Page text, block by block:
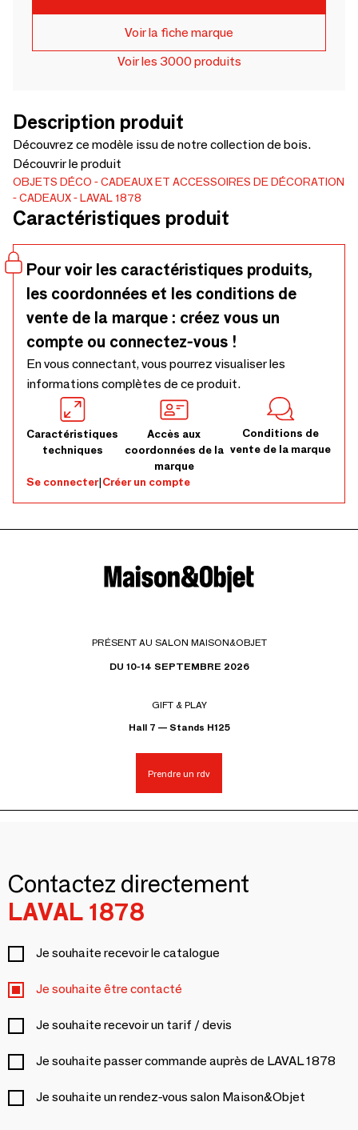
Voir la fiche marque
Voir les 3000 produits
Description produit
Découvrez ce modèle issu de notre collection de bois.
Découvrir le produit
OBJETS DÉCO
CADEAUX ET ACCESSOIRES DE DÉCORATION
CADEAUX
LAVAL 1878
Caractéristiques produit
Pour voir les caractéristiques produits,
les coordonnées et les conditions de
vente de la marque : créez vous un
compte ou connectez-vous !
En vous connectant, vous pourrez visualiser les
informations complètes de ce produit.
Caractéristiques
techniques
Accès aux
coordonnées de la
marque
Conditions de
vente de la marque
Se connecter|Créer un compte
PRÉSENT AU SALON MAISON&OBJET
DU 10-14 SEPTEMBRE 2026
GIFT & PLAY
Hall 7 — Stands H125
Prendre un rdv
Contactez directement
LAVAL 1878
Je souhaite recevoir le catalogue
Je souhaite être contacté
Je souhaite recevoir un tarif / devis
Je souhaite passer commande auprès de LAVAL 1878
Je souhaite un rendez-vous salon Maison&Objet